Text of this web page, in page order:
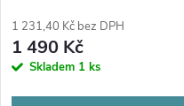
1 231,40 Kč bez DPH
1 490 Kč
Skladem 1 ks